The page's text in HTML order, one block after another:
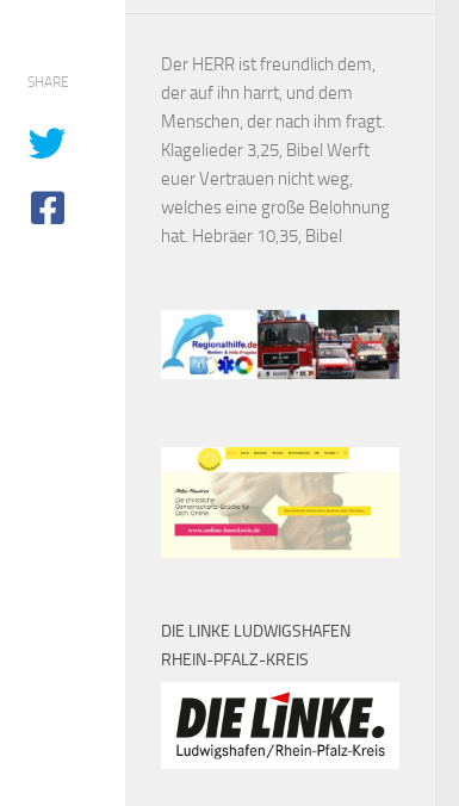
SHARE
Der HERR ist freundlich dem,
der auf ihn harrt, und dem
Menschen, der nach ihm fragt.
Klagelieder 3,25, Bibel Werft
euer Vertrauen nicht weg,
welches eine große Belohnung
hat. Hebräer 10,35, Bibel
DIE LINKE LUDWIGSHAFEN
RHEIN-PFALZ-KREIS